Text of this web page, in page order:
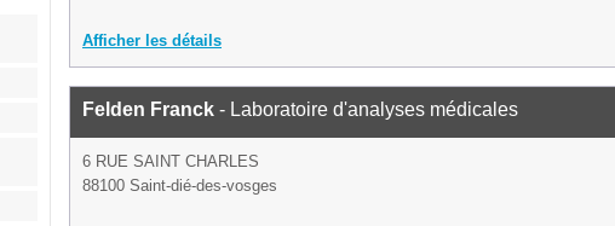
Afficher les détails
Felden Franck - Laboratoire d'analyses médicales
6 RUE SAINT CHARLES
88100 Saint-dié-des-vosges